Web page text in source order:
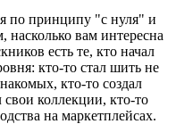
по принципу "с нуля" и
насколько вам интересна
есть те, кто начал
кто-то стал шить не
кто-то создал
свои коллекции, кто-то
на маркетплейсах.